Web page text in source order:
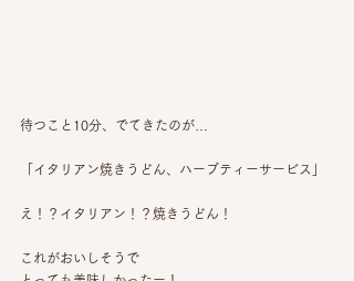
待つこと10分、でてきたのが…
「イタリアン焼きうどん、ハーブティーサービス」
え！？イタリアン！？焼きうどん！
これがおいしそうで